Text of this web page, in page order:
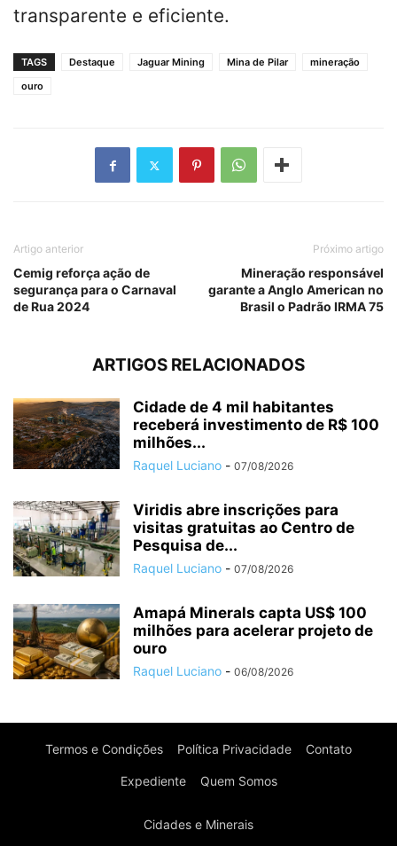
transparente e eficiente.
TAGS Destaque Jaguar Mining Mina de Pilar
mineração
ouro
Artigo anterior
Cemig reforça ação de
segurança para o Carnaval
de Rua 2024
Próximo artigo
Mineração responsável
garante a Anglo American no
Brasil o Padrão IRMA 75
ARTIGOS RELACIONADOS
Cidade de 4 mil habitantes
receberá investimento de R$ 100
milhões...
Raquel Luciano - 07/08/2026
Viridis abre inscrições para
visitas gratuitas ao Centro de
Pesquisa de...
Raquel Luciano - 07/08/2026
Amapá Minerals capta US$ 100
milhões para acelerar projeto de
ouro
Raquel Luciano - 06/08/2026
Termos e Condições Política Privacidade Contato
Expediente Quem Somos
Cidades e Minerais